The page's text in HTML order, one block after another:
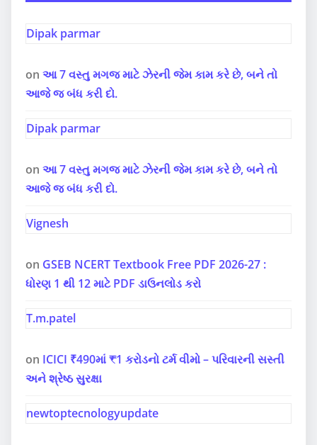
Dipak parmar
on આ 7 વસ્તુ મગજ માટે ઝેરની જેમ કામ કરે છે, બને તો
આજે જ બંધ કરી દો.
Dipak parmar
on આ 7 વસ્તુ મગજ માટે ઝેરની જેમ કામ કરે છે, બને તો
આજે જ બંધ કરી દો.
Vignesh
on GSEB NCERT Textbook Free PDF 2026-27 :
ધોરણ 1 થી 12 માટે PDF ડાઉનલોડ કરો
T.m.patel
on ICICI ₹490માં ₹1 કરોડનો ટર્મ વીમો – પરિવારની સસ્તી
અને શ્રેષ્ઠ સુરક્ષા
newtoptecnologyupdate